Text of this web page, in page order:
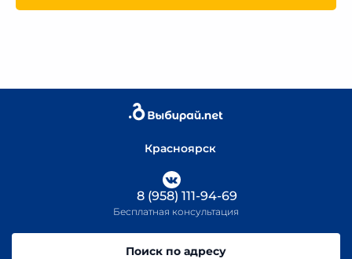
Красноярск
8 (958) 111-94-69
Бесплатная консультация
Поиск по адресу